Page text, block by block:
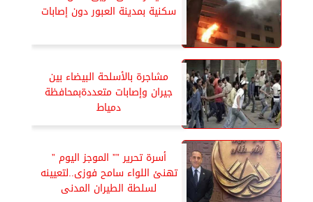
سكنية بمدينة العبور دون إصابات
مشاجرة بالأسلحة البيضاء بين
جيران وإصابات متعددةبمحافظة
دمياط
أسرة تحرير ”” الموجز اليوم ”
تهنئ اللواء سامح فوزى..لتعيينه
لسلطة الطيران المدنى